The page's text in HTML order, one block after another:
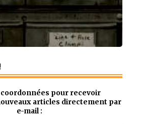
coordonnées pour recevoir
articles directement par
e-mail :